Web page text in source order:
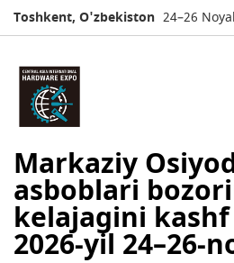
Toshkent, O'zbekiston 24–26
Markaziy
asboblari
kelajagini
2026-yil 24–26-